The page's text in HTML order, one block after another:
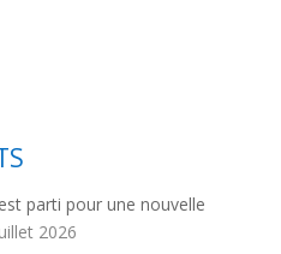
parti pour une nouvelle
2026